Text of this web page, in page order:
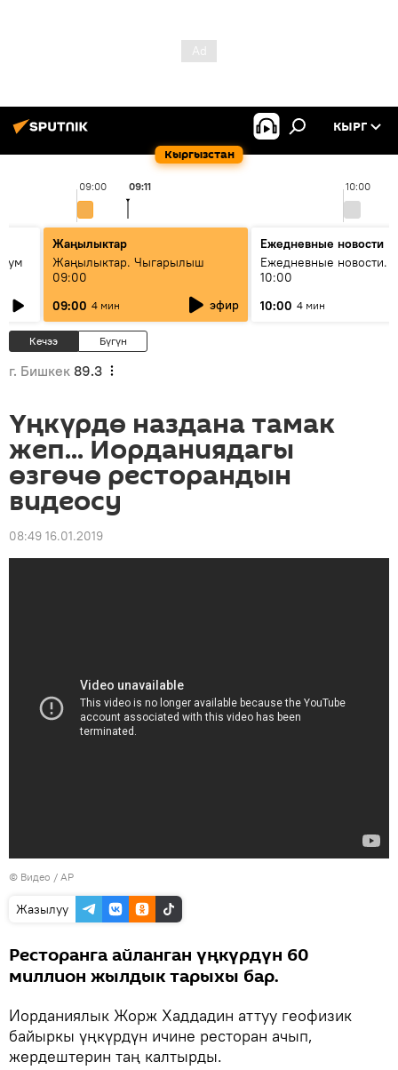
Кыргызстан
КЫРГ
09:00 10:00
09:11
Жаңылыктар
Жаңылыктар. Чыгарылыш
09:00
09:00 4 мин эфир
Ежедневные новости
Ежедневные новости.
10:00
10:00 4 мин
Кечээ Бүгүн
г. Бишкек 89.3
Үңкүрдө наздана тамак
жеп... Иорданиядагы
өзгөчө ресторандын
видеосу
08:49 16.01.2019
© Видео / AP
Жазылуу
Ресторанга айланган үңкүрдүн 60
миллион жылдык тарыхы бар.
Иорданиялык Жорж Хаддадин аттуу геофизик
байыркы үңкүрдүн ичине ресторан ачып,
жердештерин таң калтырды.